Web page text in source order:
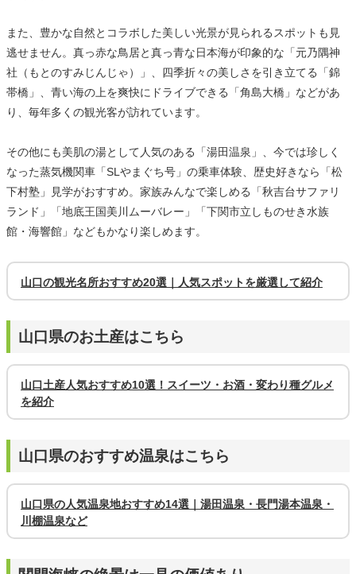
また、豊かな自然とコラボした美しい光景が見られるスポットも見
逃せません。真っ赤な鳥居と真っ青な日本海が印象的な「元乃隅神
社（もとのすみじんじゃ）」、四季折々の美しさを引き立てる「錦
帯橋」、青い海の上を爽快にドライブできる「角島大橋」などがあ
り、毎年多くの観光客が訪れています。
その他にも美肌の湯として人気のある「湯田温泉」、今では珍しく
なった蒸気機関車「SLやまぐち号」の乗車体験、歴史好きなら「松
下村塾」見学がおすすめ。家族みんなで楽しめる「秋吉台サファリ
ランド」「地底王国美川ムーバレー」「下関市立しものせき水族
館・海響館」などもかなり楽しめます。
山口の観光名所おすすめ20選｜人気スポットを厳選して紹介
山口県のお土産はこちら
山口土産人気おすすめ10選！スイーツ・お酒・変わり種グルメ
を紹介
山口県のおすすめ温泉はこちら
山口県の人気温泉地おすすめ14選｜湯田温泉・長門湯本温泉・
川棚温泉など